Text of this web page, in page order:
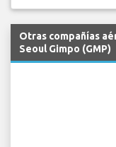
Otras compañías
Seoul Gimpo (GMP)